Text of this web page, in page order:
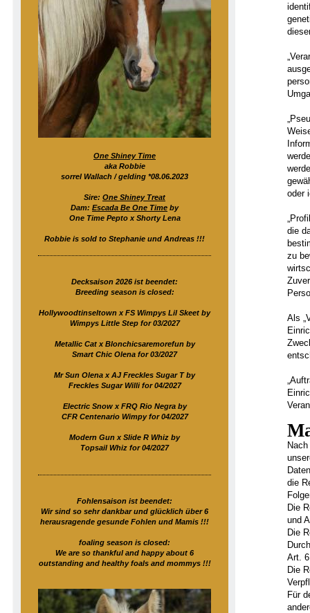
One Shiney Time
aka Robbie
sorrel Wallach / gelding *08.06.2023
Sire: One Shiney Treat
Dam: Escada Be One Time by
One Time Pepto x Shorty Lena
Robbie is sold to Stephanie und Andreas !!!
Decksaison 2026 ist beendet:
Breeding season is closed:
Hollywoodtinseltown x FS Wimpys Lil Skeet by
Wimpys Little Step for 03/2027
Metallic Cat x Blonchicsaremorefun by
Smart Chic Olena for 03/2027
Mr Sun Olena x AJ Freckles Sugar T by
Freckles Sugar Willi for 04/2027
Electric Snow x FRQ Rio Negra by
CFR Centenario Wimpy for 04/2027
Modern Gun x Slide R Whiz by
Topsail Whiz for 04/2027
Fohlensaison ist beendet:
Wir sind so sehr dankbar und glücklich über 6
herausragende gesunde Fohlen und Mamis !!!
foaling season is closed:
We are so thankful and happy about 6
outstanding and healthy foals and mommys !!!
oder
die
zu
Als
die
Die
und
Die
Art.
Die
Für